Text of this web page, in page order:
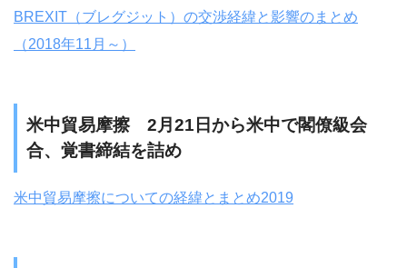
BREXIT（ブレグジット）の交渉経緯と影響のまとめ
（2018年11月～）
米中貿易摩擦 2月21日から米中で閣僚級会
合、覚書締結を詰め
米中貿易摩擦についての経緯とまとめ2019